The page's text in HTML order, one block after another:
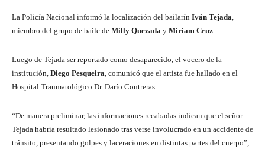
La Policía Nacional informó la localización del bailarín Iván Tejada,
miembro del grupo de baile de Milly Quezada y Miriam Cruz.
Luego de Tejada ser reportado como desaparecido, el vocero de la
institución, Diego Pesqueira, comunicó que el artista fue hallado en el
Hospital Traumatológico Dr. Darío Contreras.
“De manera preliminar, las informaciones recabadas indican que el señor
Tejada habría resultado lesionado tras verse involucrado en un accidente de
tránsito, presentando golpes y laceraciones en distintas partes del cuerpo”,